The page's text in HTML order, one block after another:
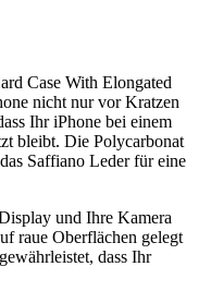
Case With Elongated
nicht nur vor Kratzen
Ihr iPhone bei einem
bleibt. Die Polycarbonat
Saffiano Leder für eine
und Ihre Kamera
raue Oberflächen gelegt
dass Ihr